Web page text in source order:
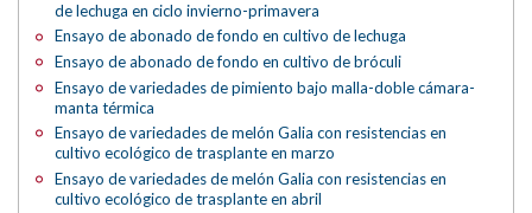
de lechuga en ciclo invierno-primavera
Ensayo de abonado de fondo en cultivo de lechuga
Ensayo de abonado de fondo en cultivo de bróculi
Ensayo de variedades de pimiento bajo malla-doble cámara-
manta térmica
Ensayo de variedades de melón Galia con resistencias en
cultivo ecológico de trasplante en marzo
Ensayo de variedades de melón Galia con resistencias en
cultivo ecológico de trasplante en abril